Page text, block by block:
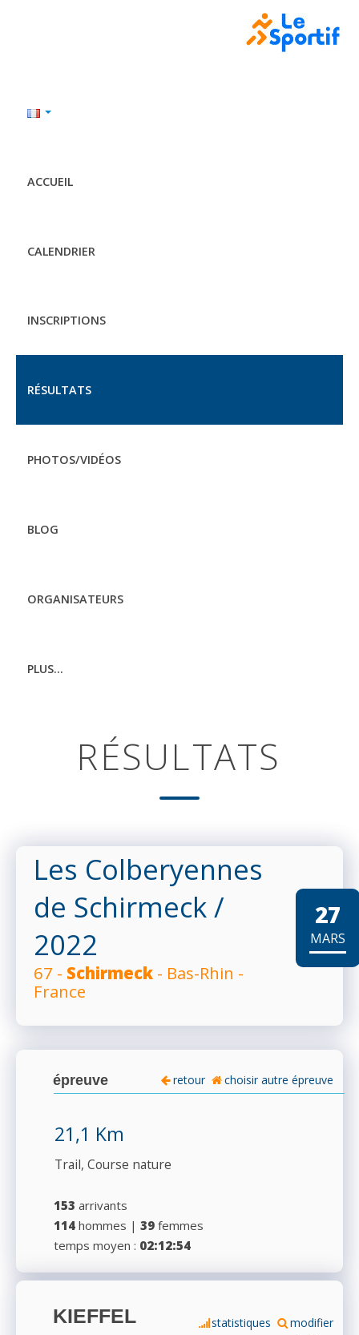
ACCUEIL
CALENDRIER
INSCRIPTIONS
RÉSULTATS
PHOTOS/VIDÉOS
BLOG
ORGANISATEURS
PLUS...
RÉSULTATS
Les Colberyennes
de Schirmeck/
2022
67 - Schirmeck - Bas-Rhin -
France
27
MARS
épreuve retour choisir autre épreuve
21,1 Km
Trail, Course nature
153 arrivants
114 hommes | 39 femmes
temps moyen : 02:12:54
KIEFFEL
statistiques
modifier